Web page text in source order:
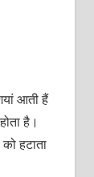
आती हैं
है।
हटाता